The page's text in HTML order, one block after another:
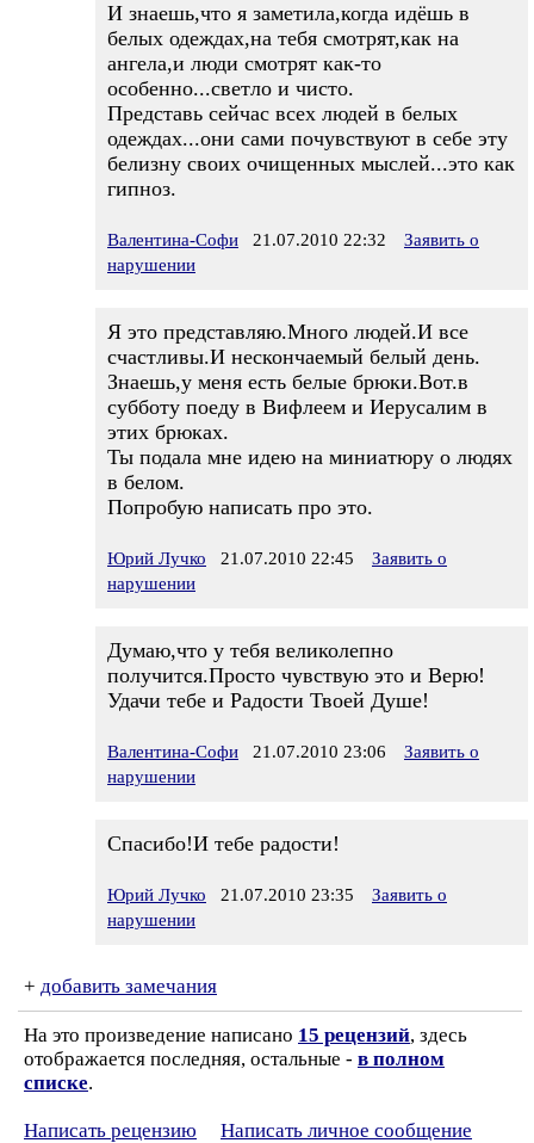
И знаешь,что я заметила,когда идёшь в
белых одеждах,на тебя смотрят,как на
ангела,и люди смотрят как-то
особенно...светло и чисто.
Представь сейчас всех людей в белых
одеждах...они сами почувствуют в себе эту
белизну своих очищенных мыслей...это как
гипноз.
Валентина-Софи 21.07.2010 22:32
Заявить о
нарушении
Я это представляю.Много людей.И все
счастливы.И нескончаемый белый день.
Знаешь,у меня есть белые брюки.Вот.в
субботу поеду в Вифлеем и Иерусалим в
этих брюках.
Ты подала мне идею на миниатюру о людях
в белом.
Попробую написать про это.
Юрий Лучко 21.07.2010 22:45
Заявить о
нарушении
Думаю,что у тебя великолепно
получится.Просто чувствую это и Верю!
Удачи тебе и Радости Твоей Душе!
Валентина-Софи 21.07.2010 23:06
Заявить о
нарушении
Спасибо!И тебе радости!
Юрий Лучко 21.07.2010 23:35
Заявить о
нарушении
+ добавить замечания
На это произведение написано 15 рецензий, здесь
отображается последняя, остальные - в полном
списке.
Написать рецензию Написать личное сообщение